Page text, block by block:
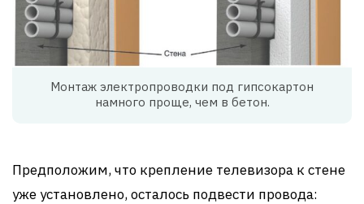
Монтаж электропроводки под гипсокартон
намного проще, чем в бетон.
Предположим, что крепление телевизора к стене
уже установлено, осталось подвести провода: